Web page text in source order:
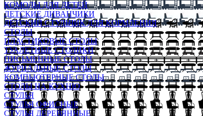
КОМОДЫ ДЛЯ ДЕТЕЙ
ДЕТСКИЕ ДИВАНЧИКИ
ДЕТСКИЙ СТУЛЬЧИК ДЛЯ КОРМЛЕНИЯ
СТОЛЫ
ПЛАСТИКОВЫЕ СТОЛЫ
ТУАЛЕТНЫЕ СТОЛИКИ
ПИСЬМЕННЫЕ СТОЛЫ
ЖУРНАЛЬНЫЕ СТОЛЫ
КОМПЬЮТЕРНЫЕ СТОЛЫ
СТОЛЫ НА КУХНЮ
СТУЛЬЯ
СТУЛЬЯ ОФИСНЫЕ
СТУЛЬЯ ДЕРЕВЯННЫЕ